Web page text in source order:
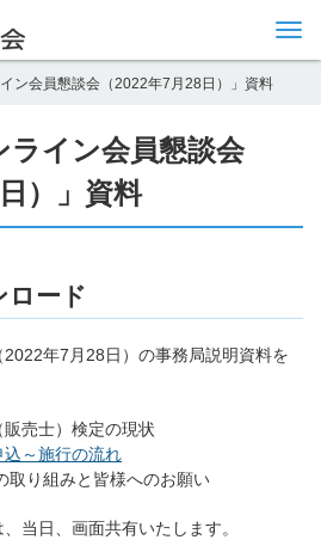
ン会員懇談会（2022年7月28日）」資料
ライン会員懇談会
）」資料
ロード
年7月28日）の事務局説明資料を
売士）検定の現状
～施行の流れ
取り組みと皆様へのお願い
当日、画面共有いたします。